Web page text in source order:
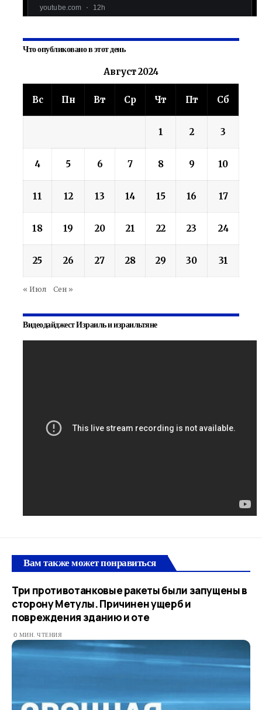
Что опубликовано в этот день
Август 2024
Вс Пн Вт Ср Чт Пт Сб
1 2 3
4 5 6 7 8 9 10
11 12 13 14 15 16 17
18 19 20 21 22 23 24
25 26 27 28 29 30 31
« Июл Сен »
Видеодайджест Израиль и израильтяне
Вам также может понравиться
Три противотанковые ракеты были запущены в
сторону Метулы. Причинен ущерб и
повреждения зданию и оте
0 МИН. ЧТЕНИЯ